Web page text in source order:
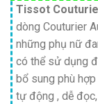
Tissot
dòng Couturier
những phụ nữ
có thể sử dụng
bổ sung phù
tự động , dễ